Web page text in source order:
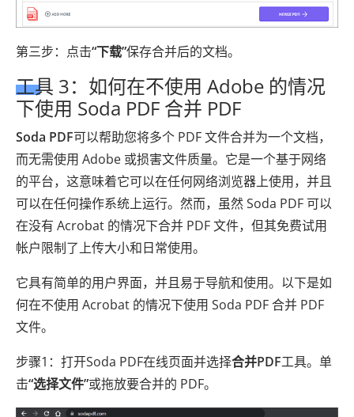
第三步：点击“下载”保存合并后的文档。
工具 3：如何在不使用 Adob​​e 的情况
下使用 Soda PDF 合并 PDF
Soda PDF可以帮助您将多个 PDF 文件合并为一个文档，
而无需使用 Adob​​e 或损害文件质量。它是一个基于网络
的平台，这意味着它可以在任何网络浏览器上使用，并且
可以在任何操作系统上运行。然而，虽然 Soda PDF 可以
在没有 Acrobat 的情况下合并 PDF 文件，但其免费试用
帐户限制了上传大小和日常使用。
它具有简单的用户界面，并且易于导航和使用。以下是如
何在不使用 Acrobat 的情况下使用 Soda PDF 合并 PDF
文件。
步骤1：打开Soda PDF在线页面并选择合并PDF工具。单
击“选择文件”或拖放要合并的 PDF。